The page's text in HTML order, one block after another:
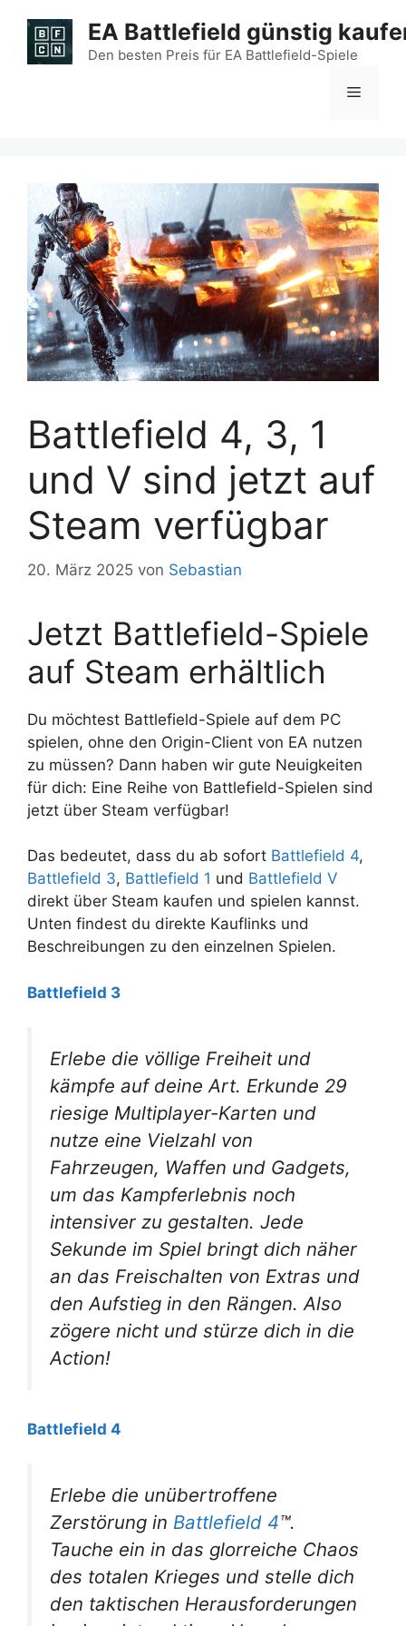
Inhalt
springen
EA Battlefield günstig
Den besten Preis für EA Battlefield-Spiele
Menü
Battlefield 4, 3, 1
und V sind jetzt auf
Steam verfügbar
20. März 2025 von Sebastian
Jetzt Battlefield-Spiele
auf Steam erhältlich
Du möchtest Battlefield-Spiele auf dem PC
spielen, ohne den Origin-Client von EA nutzen
zu müssen? Dann haben wir gute Neuigkeiten
für dich: Eine Reihe von Battlefield-Spielen sind
jetzt über Steam verfügbar!
Das bedeutet, dass du ab sofort Battlefield 4,
Battlefield 3, Battlefield 1 und Battlefield V
direkt über Steam kaufen und spielen kannst.
Unten findest du direkte Kauflinks und
Beschreibungen zu den einzelnen Spielen.
Battlefield 3
Erlebe die völlige Freiheit und
kämpfe auf deine Art. Erkunde 29
riesige Multiplayer-Karten und
nutze eine Vielzahl von
Fahrzeugen, Waffen und Gadgets,
um das Kampferlebnis noch
intensiver zu gestalten. Jede
Sekunde im Spiel bringt dich näher
an das Freischalten von Extras und
den Aufstieg in den Rängen. Also
zögere nicht und stürze dich in die
Action!
Battlefield 4
Erlebe die unübertroffene
Zerstörung in Battlefield 4™.
Tauche ein in das glorreiche Chaos
des totalen Krieges und stelle dich
den taktischen Herausforderungen